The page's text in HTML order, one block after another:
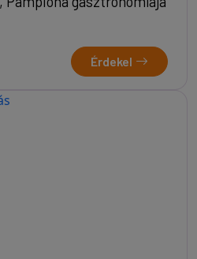
Érdekel